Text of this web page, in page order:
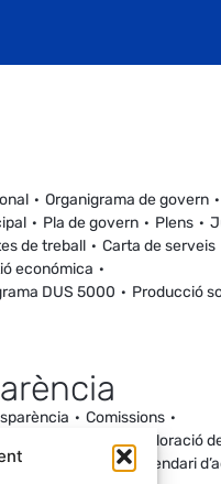
Organigrama de govern
Pla de govern Plens
de treball
Carta de serveis
económica
DUS 5000
Producció
Comissions
participatius
Valoració
local d’energia
Calendari